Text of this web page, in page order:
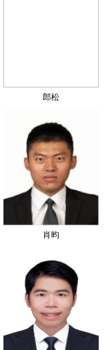
郎松
肖昀